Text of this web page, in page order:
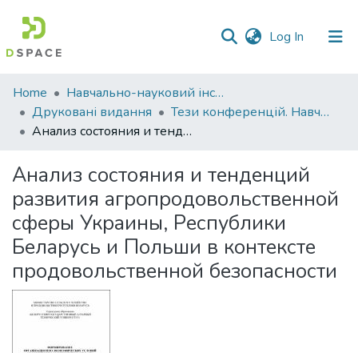
Log In (current)
Communities
&
Collections
Statistics
Home
Навчально-науковий інститут економіки, управління, права та інформаційних технологій
Друковані видання
Тези конференцій. Навчально-науковий інститут економіки, управління, права та інформаційних технологій
Анализ состояния и тенденций развития агропродовольственной сферы Украины, Республики Беларусь и Польши в контексте продовольственной безопасности
Анализ состояния и тенденций
развития агропродовольственной
сферы Украины, Республики
Беларусь и Польши в контексте
продовольственной безопасности